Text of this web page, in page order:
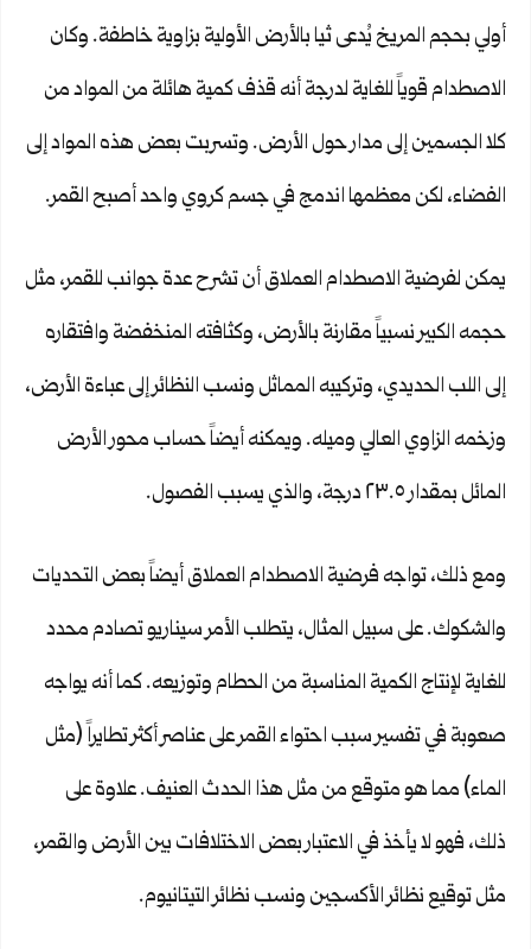
أولي بحجم المريخ يُدعى ثيا بالأرض الأولية بزاوية خاطفة. وكان
الاصطدام قوياً للغاية لدرجة أنه قذف كمية هائلة من المواد من
كلا الجسمين إلى مدار حول الأرض. وتسربت بعض هذه المواد إلى
الفضاء، لكن معظمها اندمج في جسم كروي واحد أصبح القمر.
يمكن لفرضية الاصطدام العملاق أن تشرح عدة جوانب للقمر، مثل
حجمه الكبير نسبياً مقارنة بالأرض، وكثافته المنخفضة وافتقاره
إلى اللب الحديدي، وتركيبه المماثل ونسب النظائر إلى عباءة الأرض،
وزخمه الزاوي العالي وميله. ويمكنه أيضاً حساب محور الأرض
المائل بمقدار ٢٣.٥ درجة، والذي يسبب الفصول.
ومع ذلك، تواجه فرضية الاصطدام العملاق أيضاً بعض التحديات
والشكوك. على سبيل المثال، يتطلب الأمر سيناريو تصادم محدد
للغاية لإنتاج الكمية المناسبة من الحطام وتوزيعه. كما أنه يواجه
صعوبة في تفسير سبب احتواء القمر على عناصر أكثر تطايراً (مثل
الماء) مما هو متوقع من مثل هذا الحدث العنيف. علاوة على
ذلك، فهو لا يأخذ في الاعتبار بعض الاختلافات بين الأرض والقمر،
مثل توقيع نظائر الأكسجين ونسب نظائر التيتانيوم.